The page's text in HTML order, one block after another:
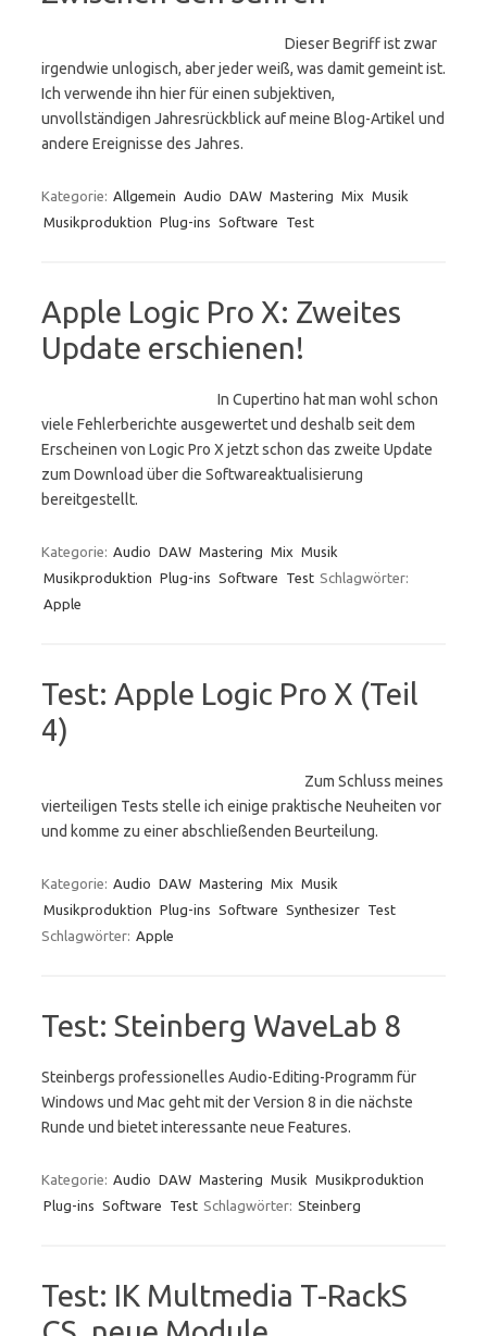
Dieser Begriff ist zwar
irgendwie unlogisch, aber jeder weiß, was damit gemeint ist.
Ich verwende ihn hier für einen subjektiven,
unvollständigen Jahresrückblick auf meine Blog-Artikel und
andere Ereignisse des Jahres.
Kategorie: Allgemein Audio DAW Mastering Mix Musik
Musikproduktion Plug-ins Software Test
Apple Logic Pro X: Zweites
Update erschienen!
In Cupertino hat man wohl schon
viele Fehlerberichte ausgewertet und deshalb seit dem
Erscheinen von Logic Pro X jetzt schon das zweite Update
zum Download über die Softwareaktualisierung
bereitgestellt.
Kategorie: Audio DAW Mastering Mix Musik
Musikproduktion Plug-ins Software Test Schlagwörter:
Apple
Test: Apple Logic Pro X (Teil
4)
Zum Schluss meines
vierteiligen Tests stelle ich einige praktische Neuheiten vor
und komme zu einer abschließenden Beurteilung.
Kategorie: Audio DAW Mastering Mix Musik
Musikproduktion Plug-ins Software Synthesizer Test
Schlagwörter: Apple
Test: Steinberg WaveLab 8
Steinbergs professionelles Audio-Editing-Programm für
Windows und Mac geht mit der Version 8 in die nächste
Runde und bietet interessante neue Features.
Kategorie: Audio DAW Mastering Musik Musikproduktion
Plug-ins Software Test Schlagwörter: Steinberg
Test: IK Multmedia T-RackS